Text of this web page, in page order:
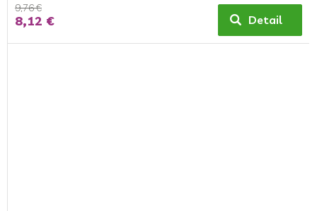
9,76 €
8,12 € Detail